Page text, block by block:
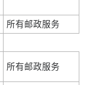
所有邮政服务
所有邮政服务